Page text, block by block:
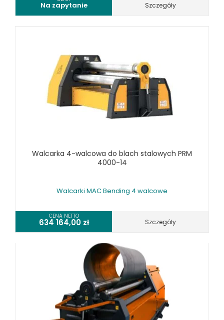
WYKRAWARKI DO BLACHY, PNEUMATYCZNE
WYPOSAŻENIE DODATKOWE OPTIMUM
URZĄDZENIA WARSZTATOWE I TRANSPORTOWE
SPRZĘT CZYSZCZĄCY
SPRĘŻARKI I NARZĘDZIA PNEUMATYCZNE
RÓŻNE OKAZJE
Na zapytanie Szczegóły
Walcarka 4-walcowa do blach stalowych PRM
4000-14
Walcarki MAC Bending 4 walcowe
CENA NETTO
634 164,00 zł Szczegóły